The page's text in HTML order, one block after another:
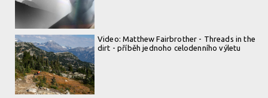
Video: Matthew Fairbrother - Threads in the
dirt - příběh jednoho celodenního výletu